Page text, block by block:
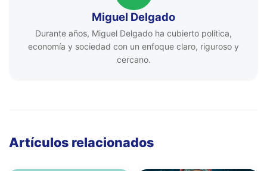
Miguel Delgado
Durante años, Miguel Delgado ha cubierto política,
economía y sociedad con un enfoque claro, riguroso y
cercano.
Artículos relacionados